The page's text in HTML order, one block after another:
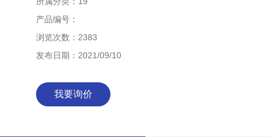
产品编号：
浏览次数： 2383
发布日期： 2021/09/10
我要询价